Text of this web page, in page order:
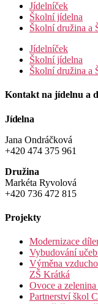
Jídelníček
Školní jídelna
Školní družina a
Jídelníček
Školní jídelna
Školní družina a
Kontakt na jídelnu a
Jídelna
Jana Ondráčková
+420 474 375 961
Družina
Markéta Ryvolová
+420 736 472 815
Projekty
Modernizace
Vybudování
Výměna
ZŠ Krátká
Ovoce a
Partnerství škol